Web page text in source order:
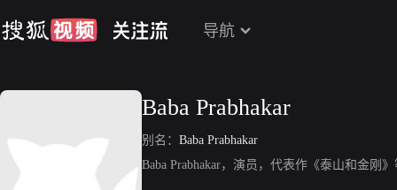
导航
Baba Prabhakar
别名： Baba Prabhakar
Baba Prabhakar，演员，代表作《泰山和金刚